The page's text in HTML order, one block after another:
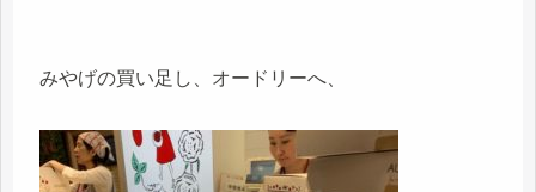
みやげの買い足し、オードリーへ、